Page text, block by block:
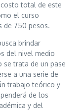
total de este
el curso
de 750 pesos.
brindar
del nivel medio
se trata de un pase
a una serie de
trabajo teórico y
de los
y del